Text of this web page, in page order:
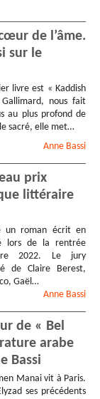
de l’âme.
sur le
livre est « Kaddish
nous fait
au plus profond de
le sacré, elle met…
Anne Bassi
prix
littéraire
un roman écrit en
lors de la rentrée
2022. Le jury
de Claire Berest,
Gaël…
Anne Bassi
de « Bel
arabe
Bassi
Manai vit à Paris.
ses précédents